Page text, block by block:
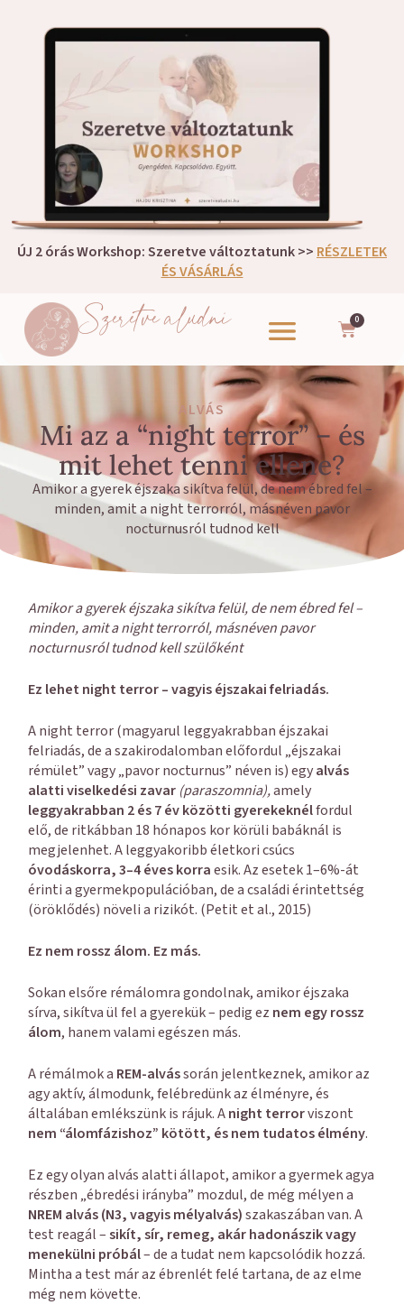
ÚJ 2 órás Workshop: Szeretve változtatunk >> RÉSZLETEK
ÉS VÁSÁRLÁS
Szeretve aludni 0
ALVÁS
Mi az a “night terror” – és
mit lehet tenni ellene?
Amikor a gyerek éjszaka sikítva felül, de nem ébred fel –
minden, amit a night terrorról, másnéven pavor
nocturnusról tudnod kell
Amikor a gyerek éjszaka sikítva felül, de nem ébred fel –
minden, amit a night terrorról, másnéven pavor
nocturnusról tudnod kell szülőként
Ez lehet night terror – vagyis éjszakai felriadás.
A night terror (magyarul leggyakrabban éjszakai
felriadás, de a szakirodalomban előfordul „éjszakai
rémület” vagy „pavor nocturnus” néven is) egyalvás
alatti viselkedési zavar (paraszomnia),amely
leggyakrabban 2 és 7 év közötti gyerekeknélfordul
elő, de ritkábban 18 hónapos kor körüli babáknál is
megjelenhet. A leggyakoribb életkori csúcs
óvodáskorra, 3–4 éves korraesik. Az esetek 1–6%-át
érinti a gyermekpopulációban, de a családi érintettség
(öröklődés) növeli a rizikót. (Petit et al., 2015)
Ez nem rossz álom. Ez más.
Sokan elsőre rémálomra gondolnak, amikor éjszaka
sírva, sikítva ül fel a gyerekük – pedig ez nem egy rossz
álom, hanem valami egészen más.
A rémálmok a REM-alvássorán jelentkeznek, amikor az
agy aktív, álmodunk, felébredünk az élményre, és
általában emlékszünk is rájuk. Anight terrorviszont
nem “álomfázishoz” kötött, és nem tudatos élmény.
Ez egy olyan alvás alatti állapot, amikor a gyermek agya
részben „ébredési irányba” mozdul, de még mélyen a
NREM alvás (N3, vagyis mélyalvás)szakaszában van. A
test reagál –sikít, sír, remeg, akár hadonászik vagy
menekülni próbál– de a tudat nem kapcsolódik hozzá.
Mintha a test már az ébrenlét felé tartana, de az elme
még nem követte.